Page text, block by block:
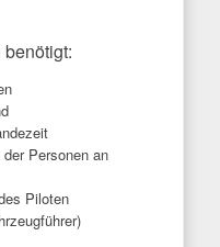
Personen an
Piloten